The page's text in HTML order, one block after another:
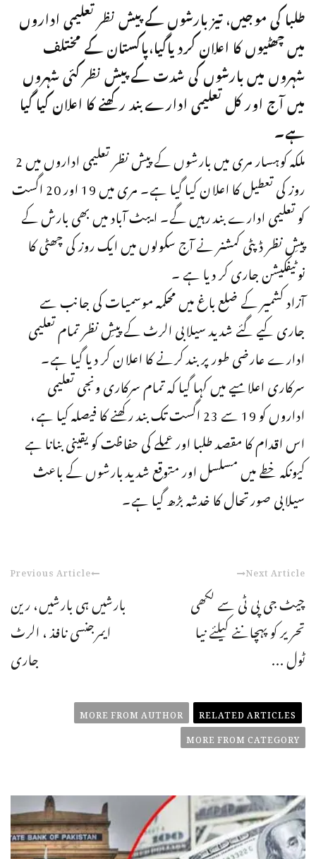
طلبا کی موجیں، تیز بارشوں کے پیش نظر تعلیمی اداروں
میں چھٹیوں کا اعلان کردیاگیا،پاکستان کے مختلف
شہروں میں بارشوں کی شدت کے پیش نظر کئی شہروں
میں آج اور کل تعلیمی ادارے بند رکھنے کا اعلان کیا گیا
ہے۔
ملکہ کوہسار مری میں بارشوں کے پیش نظر تعلیمی اداروں میں 2
روز کی تعطیل کا اعلان کیا گیا ہے۔ مری میں 19 اور 20 اگست
کو تعلیمی ادارے بند رہیں گے۔ ایبٹ آباد میں بھی بارش کے
پیشِ نظر ڈپٹی کمشنر نے آج سکولوں میں ایک روز کی چھٹی کا
نوٹیفکیشن جاری کر دیا ہے ۔
آزاد کشمیر کے ضلع باغ میں محکمہ موسمیات کی جانب سے
جاری کیے گئے شدید سیلابی الرٹ کے پیشِ نظر تمام تعلیمی
ادارے عارضی طور پر بند کرنے کا اعلان کر دیا گیا ہے۔
سرکاری اعلامیے میں کہا گیا کہ تمام سرکاری ونجی تعلیمی
اداروں کو 19 سے 23 اگست تک بند رکھنے کا فیصلہ کیا ہے،
اس اقدام کا مقصد طلبا اور عملے کی حفاظت کو یقینی بنانا ہے
کیونکہ خطے میں مسلسل اور متوقع شدید بارشوں کے باعث
سیلابی صورتحال کا خدشہ بڑھ گیا ہے۔
Previous Article
بارشیں ہی بارشیں، رین
ایمرجنسی نافذ ، الرٹ
جاری
Next Article
چیٹ جی پی ٹی سے لکھی
تحریر کو پہچاننے کیلئے نیا
ٹول ...
RELATED ARTICLES
MORE FROM AUTHOR
MORE FROM CATEGORY